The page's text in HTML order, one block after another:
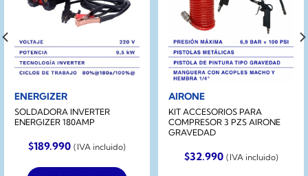
ENERGIZER
SOLDADORA INVERTER
ENERGIZER 180AMP
$189.990 (IVA incluido)
AIRONE
KIT ACCESORIOS PARA
COMPRESOR 3 PZS AIRONE
GRAVEDAD
$32.990 (IVA incluido)